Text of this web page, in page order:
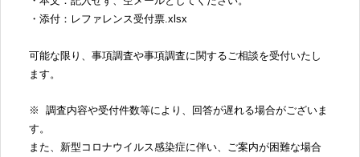
・添付：レファレンス受付票.xlsx
可能な限り、事項調査や事項調査に関するご相談を受付いたし
ます。
※ 調査内容や受付件数等により、回答が遅れる場合がございま
す。
また、新型コロナウイルス感染症に伴い、ご案内が困難な場合